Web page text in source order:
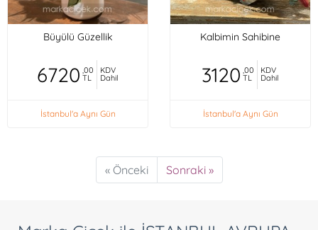
Büyülü Güzellik
6720 ,00
TL
KDV
Dahil
İstanbul'a Aynı Gün
Kalbimin Sahibine
3120 ,00
TL
KDV
Dahil
İstanbul'a Aynı Gün
« Önceki Sonraki »